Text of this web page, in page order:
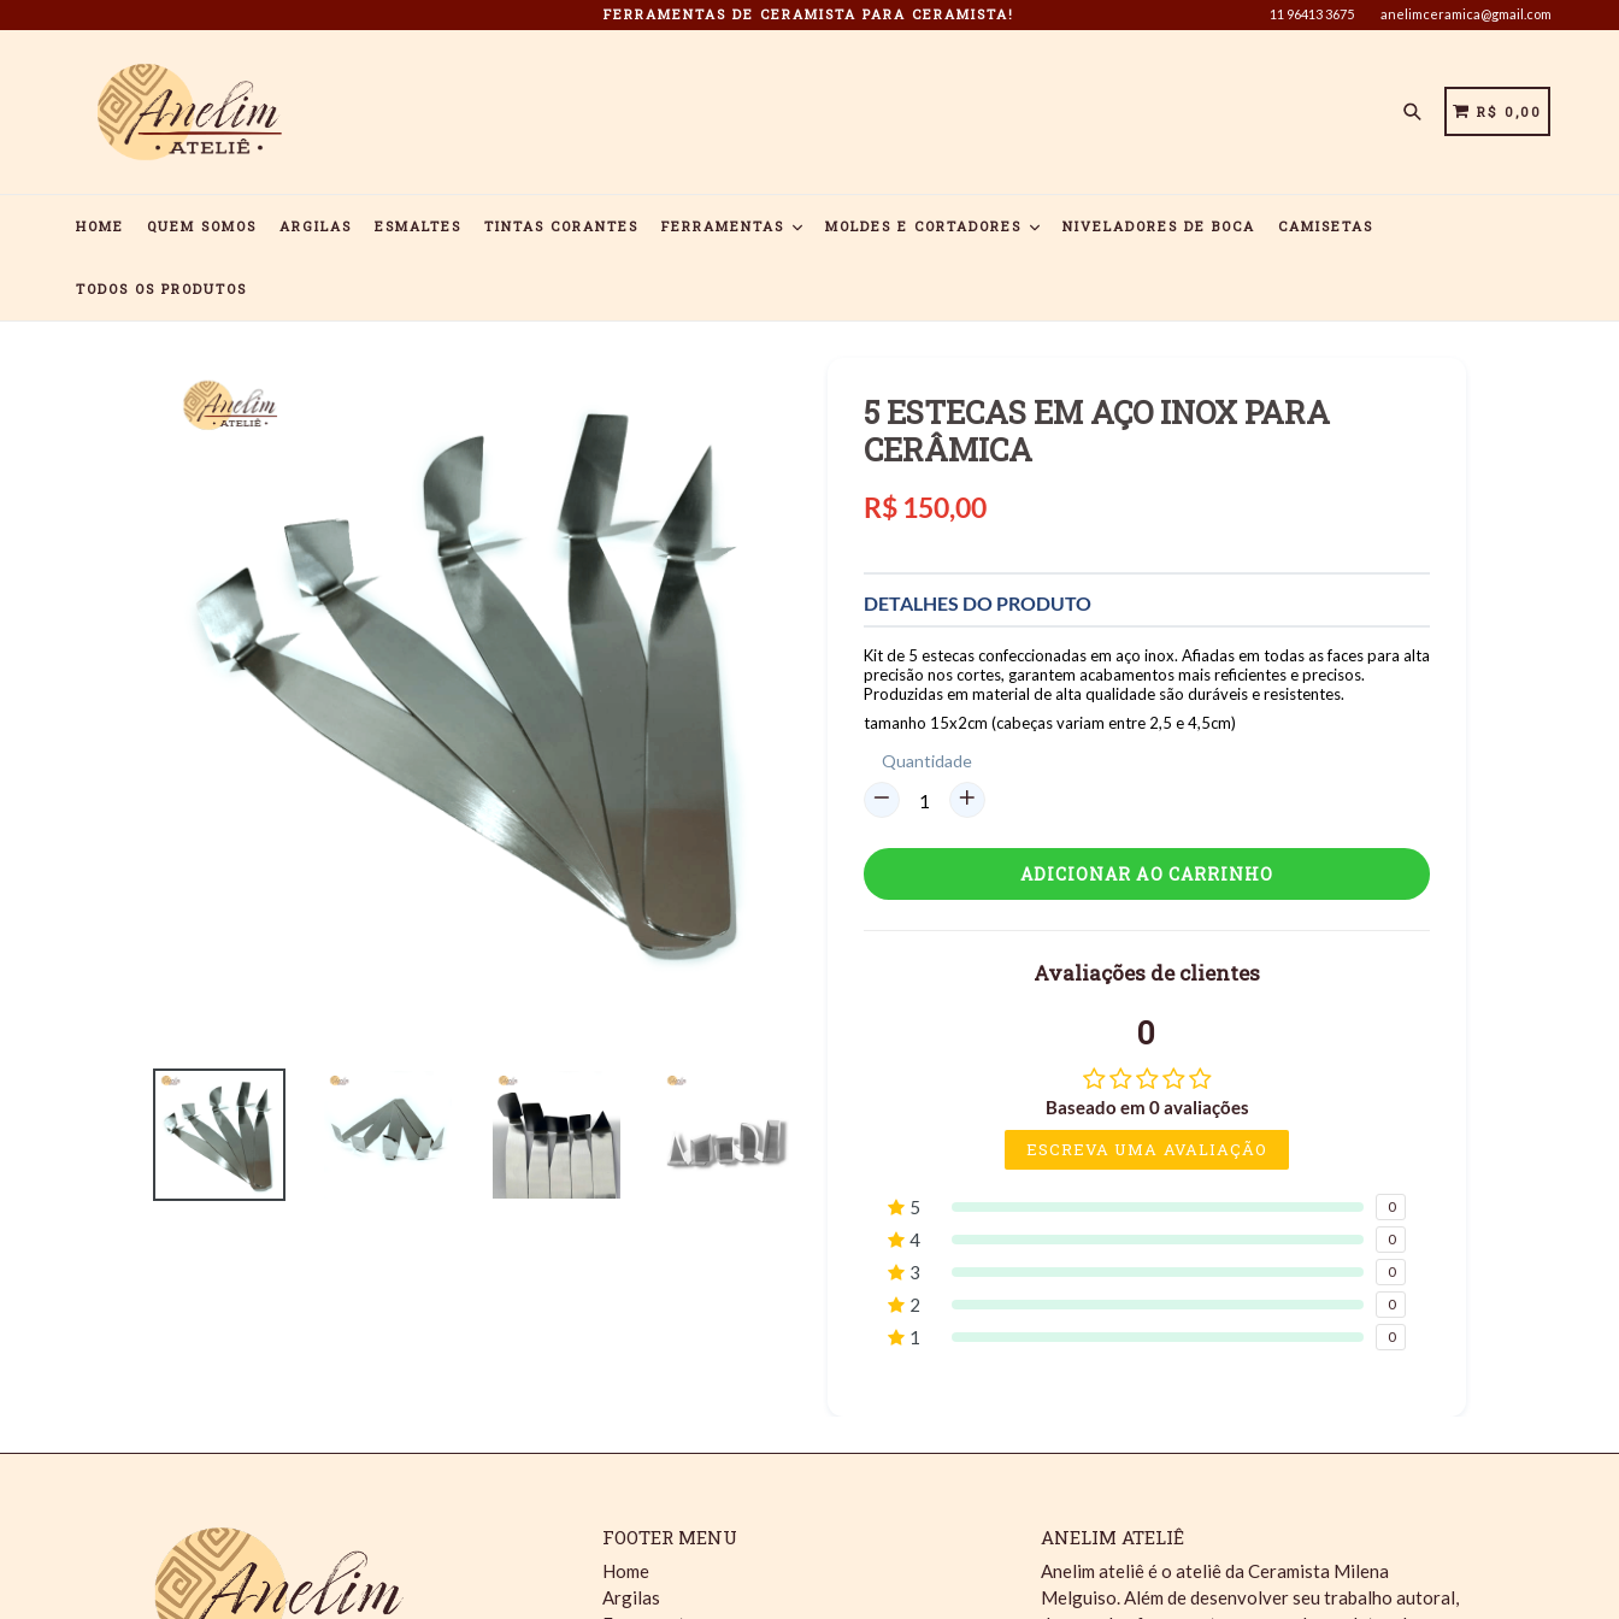
FERRAMENTAS DE CERAMISTA PARA CERAMISTA! 11 96413 3675 anelimceramica@gmail.com
PesquisarCARRINHO
CARRINHO
R$ 0,00
HOME QUEM SOMOS ARGILAS ESMALTES TINTAS CORANTES FERRAMENTAS MOLDES E CORTADORES NIVELADORES DE BOCA CAMISETAS
TODOS OS PRODUTOS
5 ESTECAS EM AÇO INOX PARA
CERÂMICA
Preço
R$ 150,00
DETALHES DO PRODUTO
Kit de 5 estecas confeccionadas em aço inox. Afiadas em todas as faces para alta
precisão nos cortes, garantem acabamentos mais reficientes e precisos.
Produzidas em material de alta qualidade são duráveis e resistentes.
tamanho 15x2cm (cabeças variam entre 2,5 e 4,5cm)
Quantidade
ADICIONAR AO CARRINHO
Avaliações de clientes
0
Baseado em 0 avaliações
ESCREVA UMA AVALIAÇÃO
5 0
4 0
3 0
2 0
1 0
FOOTER MENU
Home
Argilas
ANELIM ATELIÊ
Anelim ateliê é o ateliê da Ceramista Milena
Melguiso. Além de desenvolver seu trabalho autoral,